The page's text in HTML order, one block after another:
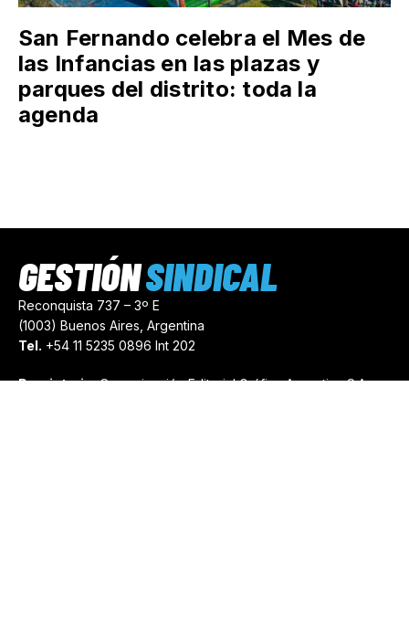
San Fernando celebra el Mes de
las Infancias en las plazas y
parques del distrito: toda la
agenda
Reconquista 737 – 3º E
(1003) Buenos Aires, Argentina
Tel. +54 11 5235 0896 Int 202
Propietario:Comunicación Editorial Gráfica Argentina S.A.
GESTIÓNSINDICAL